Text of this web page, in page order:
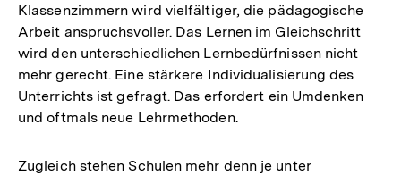
Klassenzimmern wird vielfältiger, die pädagogische
Arbeit anspruchsvoller. Das Lernen im Gleichschritt
wird den unterschiedlichen Lernbedürfnissen nicht
mehr gerecht. Eine stärkere Individualisierung des
Unterrichts ist gefragt. Das erfordert ein Umdenken
und oftmals neue Lehrmethoden.
Zugleich stehen Schulen mehr denn je unter